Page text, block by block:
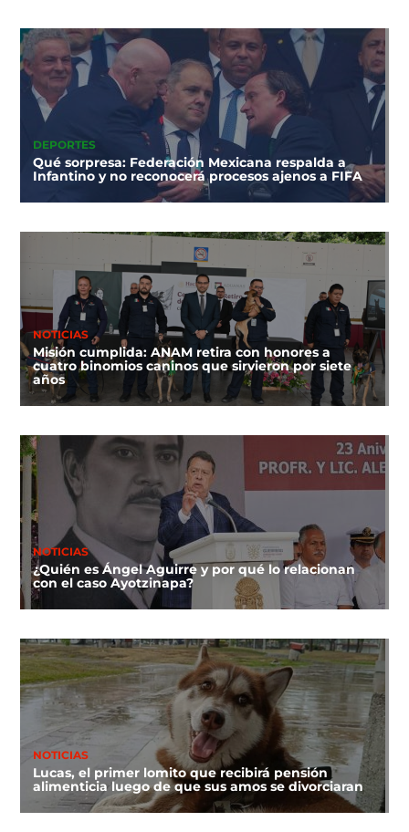
DEPORTES
Qué sorpresa: Federación Mexicana respalda a
Infantino y no reconocerá procesos ajenos a FIFA
NOTICIAS
Misión cumplida: ANAM retira con honores a
cuatro binomios caninos que sirvieron por siete
años
NOTICIAS
¿Quién es Ángel Aguirre y por qué lo relacionan
con el caso Ayotzinapa?
NOTICIAS
Lucas, el primer lomito que recibirá pensión
alimenticia luego de que sus amos se divorciaran